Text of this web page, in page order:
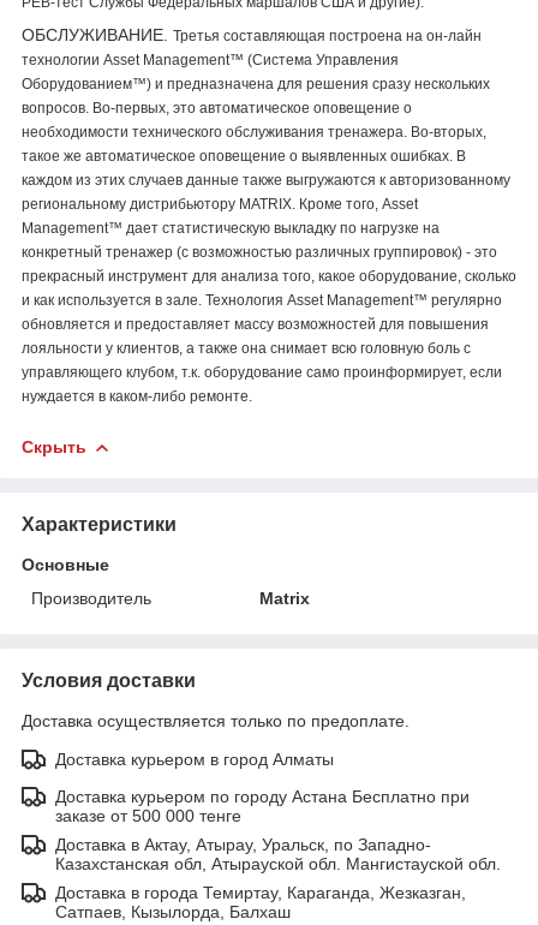
ОБСЛУЖИВАНИЕ. Третья составляющая построена на он-лайн
технологии Asset Management™ (Система Управления
Оборудованием™) и предназначена для решения сразу нескольких
вопросов. Во-первых, это автоматическое оповещение о
необходимости технического обслуживания тренажера. Во-вторых,
такое же автоматическое оповещение о выявленных ошибках. В
каждом из этих случаев данные также выгружаются к авторизованному
региональному дистрибьютору MATRIX. Кроме того, Asset
Management™ дает статистическую выкладку по нагрузке на
конкретный тренажер (с возможностью различных группировок) - это
прекрасный инструмент для анализа того, какое оборудование, сколько
и как используется в зале. Технология Asset Management™ регулярно
обновляется и предоставляет массу возможностей для повышения
лояльности у клиентов, а также она снимает всю головную боль с
управляющего клубом, т.к. оборудование само проинформирует, если
нуждается в каком-либо ремонте.
Скрыть
Характеристики
Основные
Производитель
Matrix
Условия доставки
Доставка осуществляется только по предоплате.
Доставка курьером в город Алматы
Доставка курьером по городу Астана Бесплатно при
заказе от 500 000 тенге
Доставка в Актау, Атырау, Уральск, по Западно-
Казахстанская обл, Атырауской обл. Мангистауской обл.
Доставка в города Темиртау, Караганда, Жезказган,
Сатпаев, Кызылорда, Балхаш